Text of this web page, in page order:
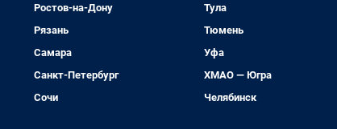
Ростов-на-Дону
Рязань
Самара
Санкт-Петербург
Сочи
Тула
Тюмень
Уфа
ХМАО — Югра
Челябинск